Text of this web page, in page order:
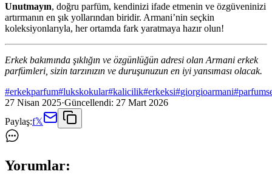
Unutmayın, doğru parfüm, kendinizi ifade etmenin ve özgüveninizi
artırmanın en şık yollarından biridir. Armani’nin seçkin
koleksiyonlarıyla, her ortamda fark yaratmaya hazır olun!
Erkek bakımında şıklığın ve özgünlüğün adresi olan Armani erkek
parfümleri, sizin tarzınızın ve duruşunuzun en iyi yansıması olacak.
#erkekparfum#lukskokular#kalicilik#erkeksi#giorgioarmani#
27 Nisan 2025·Güncellendi: 27 Mart 2026
Paylaş:f𝕏
Yorumlar: